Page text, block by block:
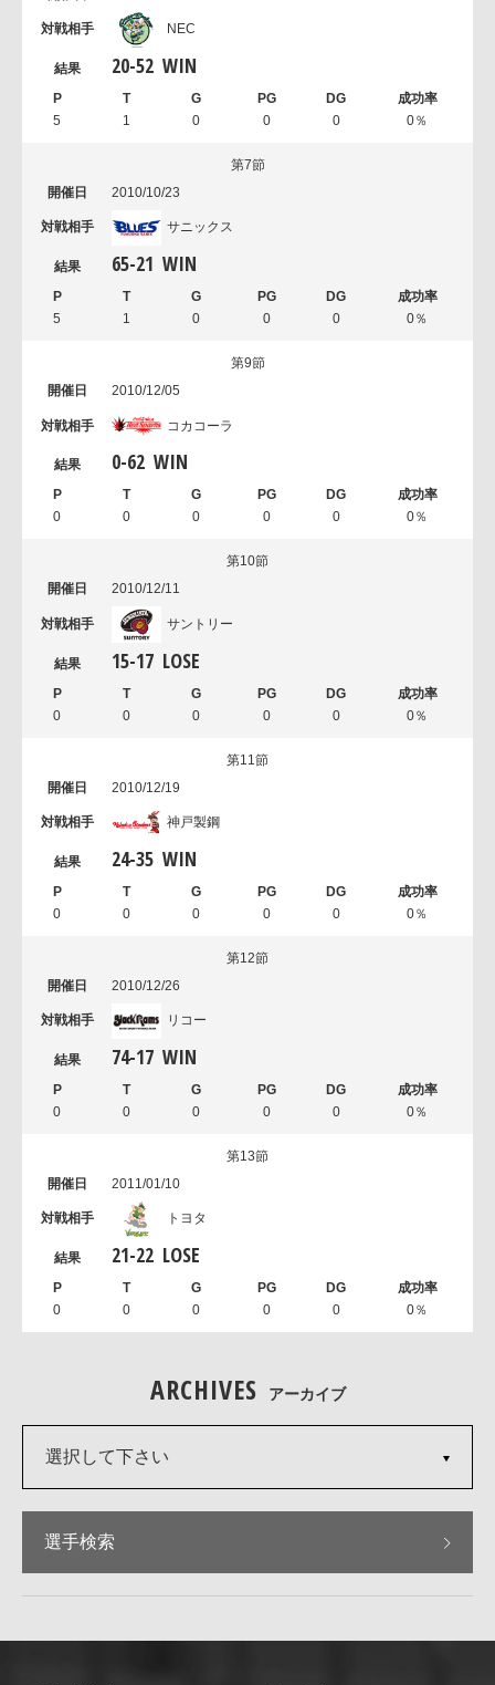
NEC
20-52 WIN
5 1 0 0 0 0％
第7節
2010/10/23
サニックス
65-21 WIN
5 1 0 0 0 0％
第9節
2010/12/05
コカコーラ
0-62 WIN
0 0 0 0 0 0％
第10節
2010/12/11
サントリー
15-17 LOSE
0 0 0 0 0 0％
第11節
2010/12/19
神戸製鋼
24-35 WIN
0 0 0 0 0 0％
第12節
2010/12/26
リコー
74-17 WIN
0 0 0 0 0 0％
第13節
2011/01/10
トヨタ
21-22 LOSE
0 0 0 0 0 0％
ARCHIVES アーカイブ
選択して下さい
選手検索